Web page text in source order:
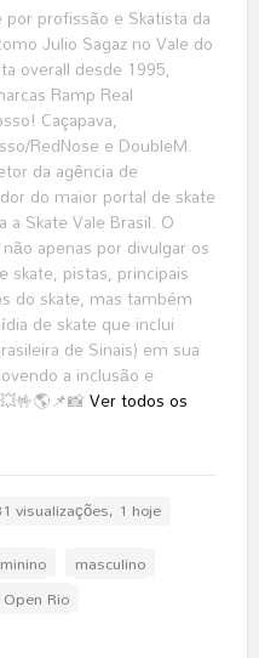
profissão e Skatista da
Julio Sagaz no Vale do
overall desde 1995,
Ramp Real
Caçapava,
RedNose e DoubleM.
da agência de
do maior portal de skate
a Skate Vale Brasil. O
apenas por divulgar os
skate, pistas, principais
do skate, mas também
de skate que inclui
de Sinais) em sua
a inclusão e
Ver todos os
visualizações, 1 hoje
masculino
Rio